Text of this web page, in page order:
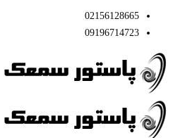
02156128665
09196714723